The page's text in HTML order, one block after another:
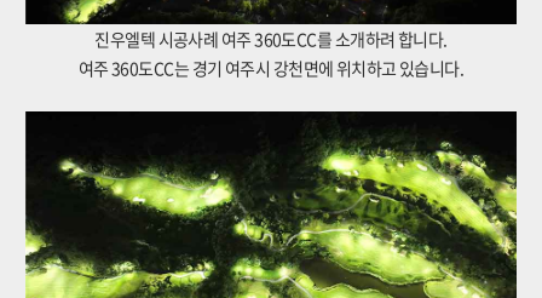
진우엘텍 시공사례 여주 360도CC를 소개하려 합니다.
여주 360도CC는 경기 여주시 강천면에 위치하고 있습니다.